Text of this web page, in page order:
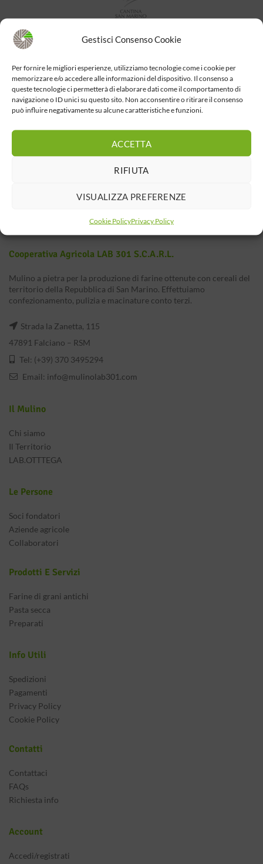
Gestisci Consenso Cookie
Per fornire le migliori esperienze, utilizziamo tecnologie come i cookie per
memorizzare e/o accedere alle informazioni del dispositivo. Il consenso a
queste tecnologie ci permetterà di elaborare dati come il comportamento di
navigazione o ID unici su questo sito. Non acconsentire o ritirare il consenso
può influire negativamente su alcune caratteristiche e funzioni.
ACCETTA
RIFIUTA
VISUALIZZA PREFERENZE
Cookie PolicyPrivacy Policy
Cooperativa Agricola LAB 301 S.c.a.r.l.
Mulino a pietra per la produzione di farine ottenute con cereali del
territorio della Repubblica di San Marino. Effettuiamo
confezionamento, pulizia e macinature conto terzi.
Strada la Zanetta, 115
47891 Falciano – RSM
Tel: (+39) 370 3495294
Email: info@mulinolab301.com
Il Mulino
Chi siamo
Il Territorio
LAB.OTTTEGA
Le Persone
Soci fondatori
Aziende agricole
Collaboratori
Prodotti E Servizi
Farine di grani antichi
Pasta secca
Preparati
Info Utili
Spedizioni
Pagamenti
Privacy Policy
Cookie Policy
Contatti
Contattaci
FAQs
Richiesta info
Account
Accedi/registrati